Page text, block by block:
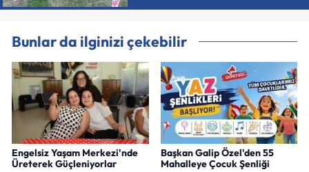
Bunlar da ilginizi çekebilir
Engelsiz Yaşam Merkezi'nde
Üreterek Güçleniyorlar
Başkan Galip Özel'den 55
Mahalleye Çocuk Şenliği